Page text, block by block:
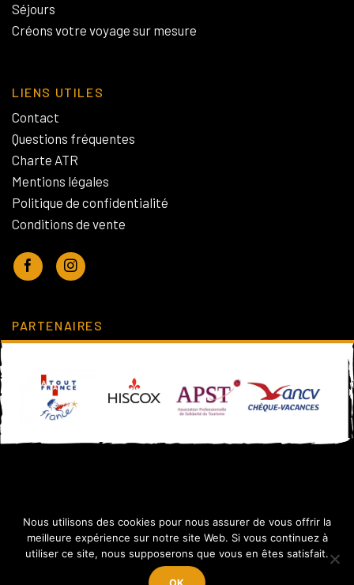
Réservez votre escapade en France
Séjours
Créons votre voyage sur mesure
LIENS UTILES
Contact
Questions fréquentes
Charte ATR
Mentions légales
Politique de confidentialité
Conditions de vente
PARTENAIRES
Nous utilisons des cookies pour nous assurer de vous offrir la
meilleure expérience sur notre site Web. Si vous continuez à
utiliser ce site, nous supposerons que vous en êtes satisfait.